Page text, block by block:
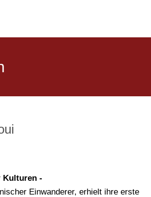
Kulturen -
Einwanderer, erhielt ihre erste